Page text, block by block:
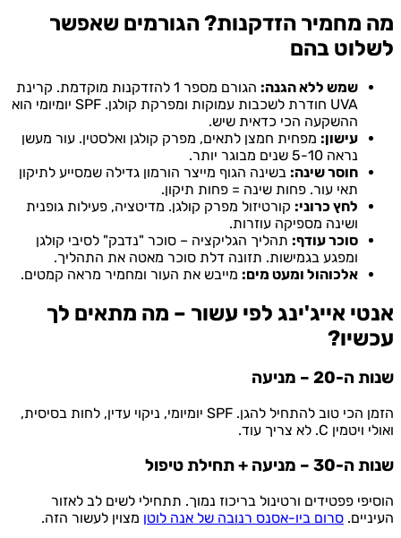
מה מחמיר הזדקנות? הגורמים שאפשר
לשלוט בהם
שמש ללא הגנה:
הגורם מספר 1 להזדקנות מוקדמת. קרינת
UVA חודרת לשכבות עמוקות ומפרקת קולגן. SPF יומיומי הוא
ההשקעה הכי כדאית שיש.
עישון: מפחית חמצן לתאים, מפרק קולגן ואלסטין. עור מעשן
נראה 5-10 שנים מבוגר יותר.
חוסר שינה: בשינה הגוף מייצר הורמון גדילה שמסייע לתיקון
תאי עור. פחות שינה = פחות תיקון.
לחץ כרוני: קורטיזול מפרק קולגן. מדיטציה, פעילות גופנית
ושינה מספיקה עוזרות.
סוכר עודף: תהליך הגליקציה – סוכר "נדבק" לסיבי קולגן
ומפגע בגמישות. תזונה דלת סוכר מאטה את התהליך.
אלכוהול ומעט מים: מייבש את העור ומחמיר מראה קמטים.
אנטי אייג'ינג לפי עשור – מה מתאים לך
עכשיו?
שנות ה-20 – מניעה
הזמן הכי טוב להתחיל להגן. SPF יומיומי, ניקוי עדין, לחות בסיסית,
ואולי ויטמין C. לא צריך עוד.
שנות ה-30 – מניעה + תחילת טיפול
הוסיפי פפטידים ורטינול בריכוז נמוך. תתחילי לשים לב לאזור
העיניים. סרום ביו-אסנס רנובה של אנה לוטן מצוין לעשור הזה.